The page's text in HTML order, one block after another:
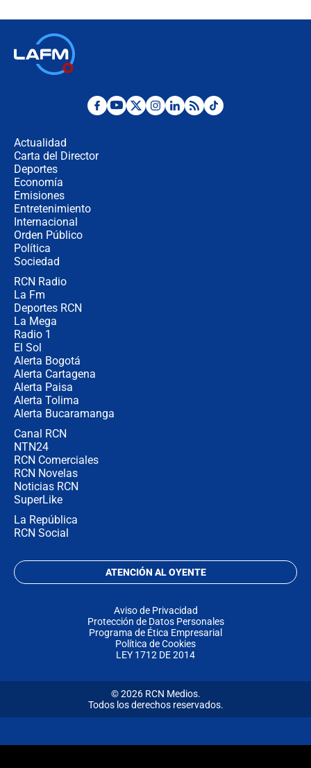
Desde dermatitis hasta infecciones:
Actualidad
Carta del Director
Deportes
Economía
Emisiones
Entretenimiento
Internacional
Orden Público
Política
Sociedad
RCN Radio
La Fm
Deportes RCN
La Mega
Radio 1
El Sol
Alerta Bogotá
Alerta Cartagena
Alerta Paisa
Alerta Tolima
Alerta Bucaramanga
Canal RCN
NTN24
RCN Comerciales
RCN Novelas
Noticias RCN
SuperLike
La República
RCN Social
ATENCIÓN AL OYENTE
Aviso de Privacidad
Protección de Datos Personales
Programa de Ética Empresarial
Política de Cookies
LEY 1712 DE 2014
© 2026 RCN Medios.
Todos los derechos reservados.